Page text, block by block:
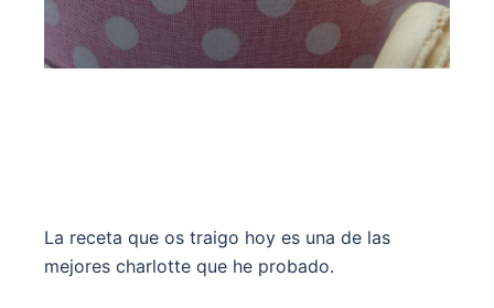
La receta que os traigo hoy es una de las
mejores charlotte que he probado.